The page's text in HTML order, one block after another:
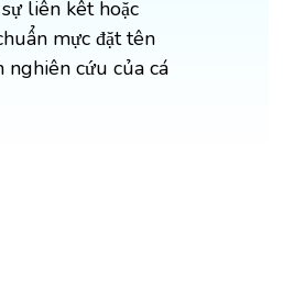
liên kết hoặc
mực đặt tên
nghiên cứu của cá